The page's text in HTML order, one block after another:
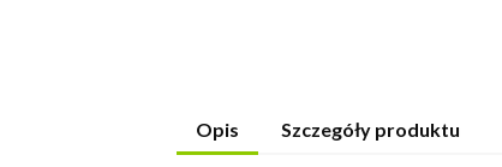
Opis Szczegóły produktu